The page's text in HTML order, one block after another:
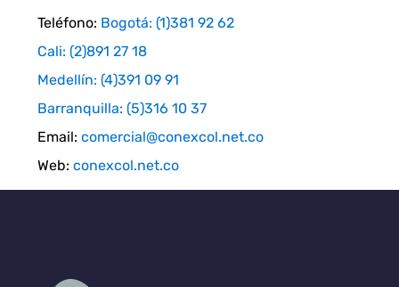
Teléfono: Bogotá: (1)381 92 62
Cali: (2)891 27 18
Medellín: (4)391 09 91
Barranquilla: (5)316 10 37
Email: comercial@conexcol.net.co
Web: conexcol.net.co